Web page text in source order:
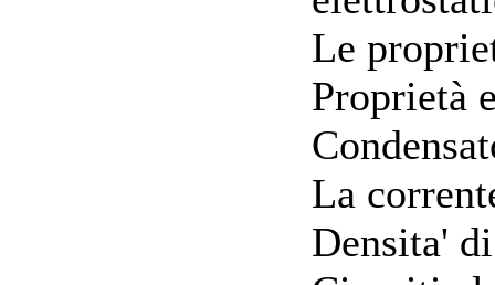
Le
Proprietà
La
Densita'